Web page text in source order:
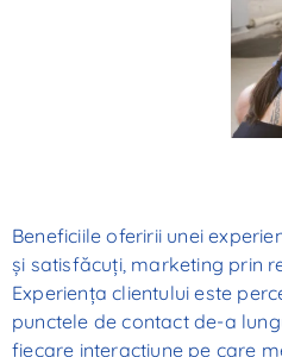
Beneficiile oferirii unei
și satisfăcuți, marketing prin
Experiența clientului este
punctele de contact de-a
fiecare interacțiune pe care